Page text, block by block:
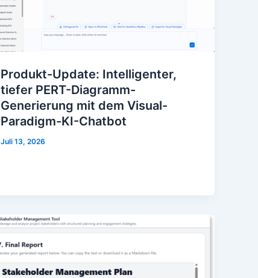
Produkt-Update: Intelligenter,
tiefer PERT-Diagramm-
Generierung mit dem Visual-
Paradigm-KI-Chatbot
Juli 13, 2026